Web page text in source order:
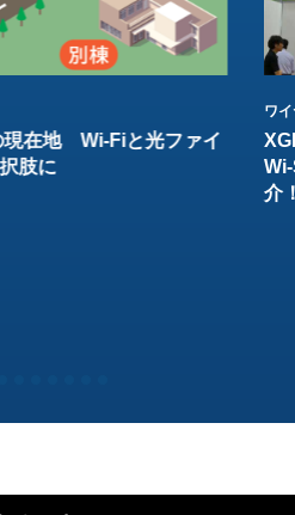
現在地 Wi-Fiと光ファイ
肢に
ワ
介